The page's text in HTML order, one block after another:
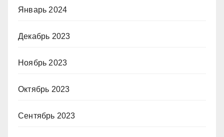
Январь 2024
Декабрь 2023
Ноябрь 2023
Октябрь 2023
Сентябрь 2023